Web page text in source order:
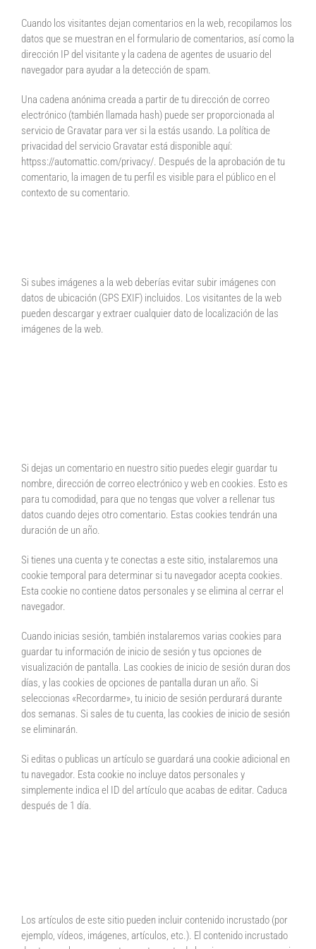
Cuando los visitantes dejan comentarios en la web, recopilamos los
datos que se muestran en el formulario de comentarios, así como la
dirección IP del visitante y la cadena de agentes de usuario del
navegador para ayudar a la detección de spam.
Una cadena anónima creada a partir de tu dirección de correo
electrónico (también llamada hash) puede ser proporcionada al
servicio de Gravatar para ver si la estás usando. La política de
privacidad del servicio Gravatar está disponible aquí:
httpss://automattic.com/privacy/. Después de la aprobación de tu
comentario, la imagen de tu perfil es visible para el público en el
contexto de su comentario.
Si subes imágenes a la web deberías evitar subir imágenes con
datos de ubicación (GPS EXIF) incluidos. Los visitantes de la web
pueden descargar y extraer cualquier dato de localización de las
imágenes de la web.
Si dejas un comentario en nuestro sitio puedes elegir guardar tu
nombre, dirección de correo electrónico y web en cookies. Esto es
para tu comodidad, para que no tengas que volver a rellenar tus
datos cuando dejes otro comentario. Estas cookies tendrán una
duración de un año.
Si tienes una cuenta y te conectas a este sitio, instalaremos una
cookie temporal para determinar si tu navegador acepta cookies.
Esta cookie no contiene datos personales y se elimina al cerrar el
navegador.
Cuando inicias sesión, también instalaremos varias cookies para
guardar tu información de inicio de sesión y tus opciones de
visualización de pantalla. Las cookies de inicio de sesión duran dos
días, y las cookies de opciones de pantalla duran un año. Si
seleccionas «Recordarme», tu inicio de sesión perdurará durante
dos semanas. Si sales de tu cuenta, las cookies de inicio de sesión
se eliminarán.
Si editas o publicas un artículo se guardará una cookie adicional en
tu navegador. Esta cookie no incluye datos personales y
simplemente indica el ID del artículo que acabas de editar. Caduca
después de 1 día.
Los artículos de este sitio pueden incluir contenido incrustado (por
ejemplo, vídeos, imágenes, artículos, etc.). El contenido incrustado